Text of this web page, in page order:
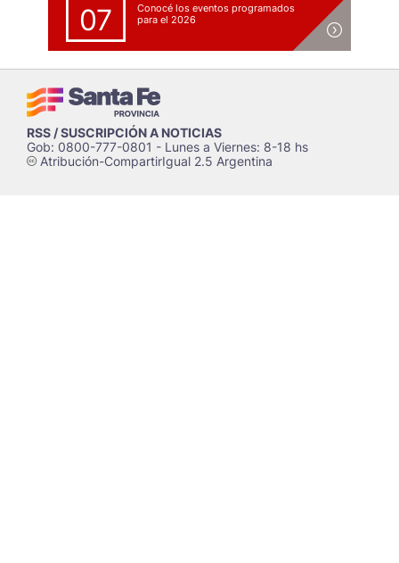
07
Conocé los eventos programados
para el 2026
RSS / SUSCRIPCIÓN A NOTICIAS
Gob: 0800-777-0801 - Lunes a Viernes: 8-18 hs
cAtribución-CompartirIgual 2.5 Argentina